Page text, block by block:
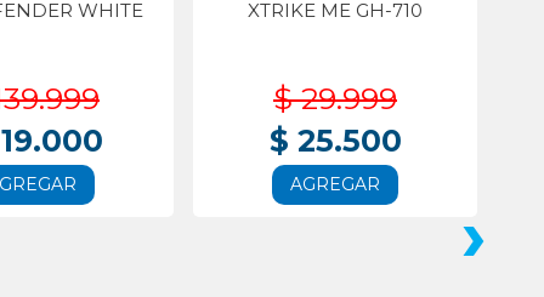
WHITE XTRIKE ME GH-710
$ 29.999
$ 25.500
AGREGAR
›